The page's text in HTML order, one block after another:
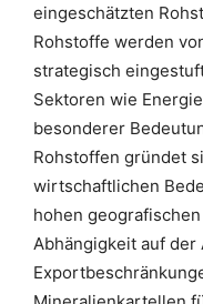
eingeschätzten
Rohstoffe werden
strategisch
Sektoren wie
besonderer
Rohstoffen gründet
wirtschaftlichen
hohen
Abhängigkeit auf der